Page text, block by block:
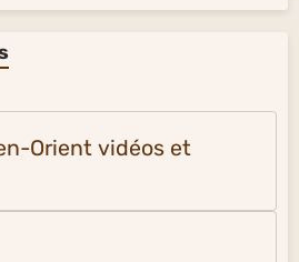
Orient vidéos et